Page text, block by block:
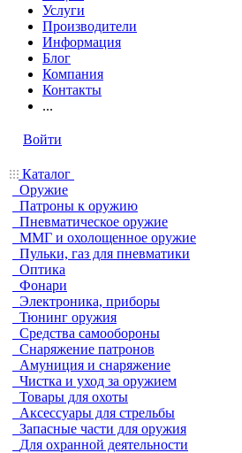
Услуги
Производители
Информация
Блог
Компания
Контакты
...
Войти
Каталог
Оружие
Патроны к оружию
Пневматическое оружие
ММГ и охолощенное оружие
Пульки, газ для пневматики
Оптика
Фонари
Электроника, приборы
Тюнинг оружия
Средства самообороны
Снаряжение патронов
Амуниция и снаряжение
Чистка и уход за оружием
Товары для охоты
Аксессуары для стрельбы
Запасные части для оружия
Для охранной деятельности